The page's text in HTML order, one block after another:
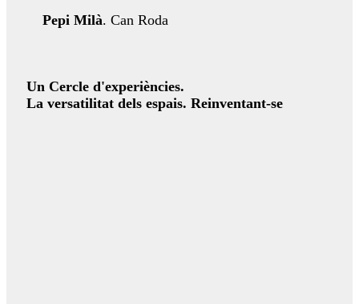
Pepi Milà. Can Roda
Un Cercle d'experiències.
La versatilitat dels espais. Reinventant-se